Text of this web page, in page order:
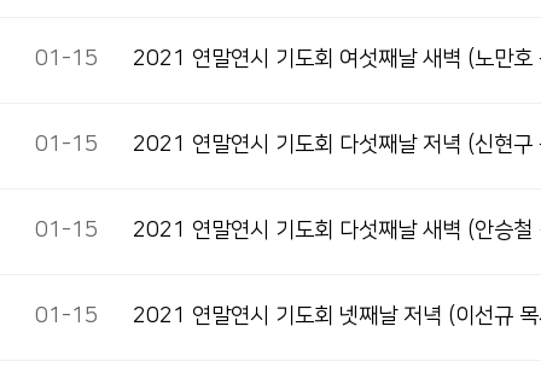
01-15 2021 연말연시 기도회 여섯째날 새벽(노만호
01-15 2021 연말연시 기도회 다섯째날 저녁(신현구
01-15 2021 연말연시 기도회 다섯째날 새벽(안승철
01-15 2021 연말연시 기도회 넷째날 저녁(이선규